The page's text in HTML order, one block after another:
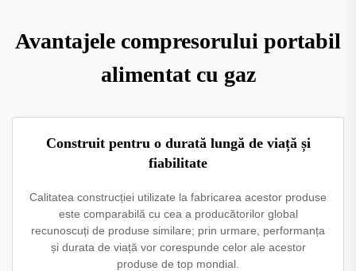
Avantajele compresorului portabil
alimentat cu gaz
Construit pentru o durată lungă de viață și
fiabilitate
Calitatea construcției utilizate la fabricarea acestor produse
este comparabilă cu cea a producătorilor global
recunoscuți de produse similare; prin urmare, performanța
și durata de viață vor corespunde celor ale acestor
produse de top mondial.